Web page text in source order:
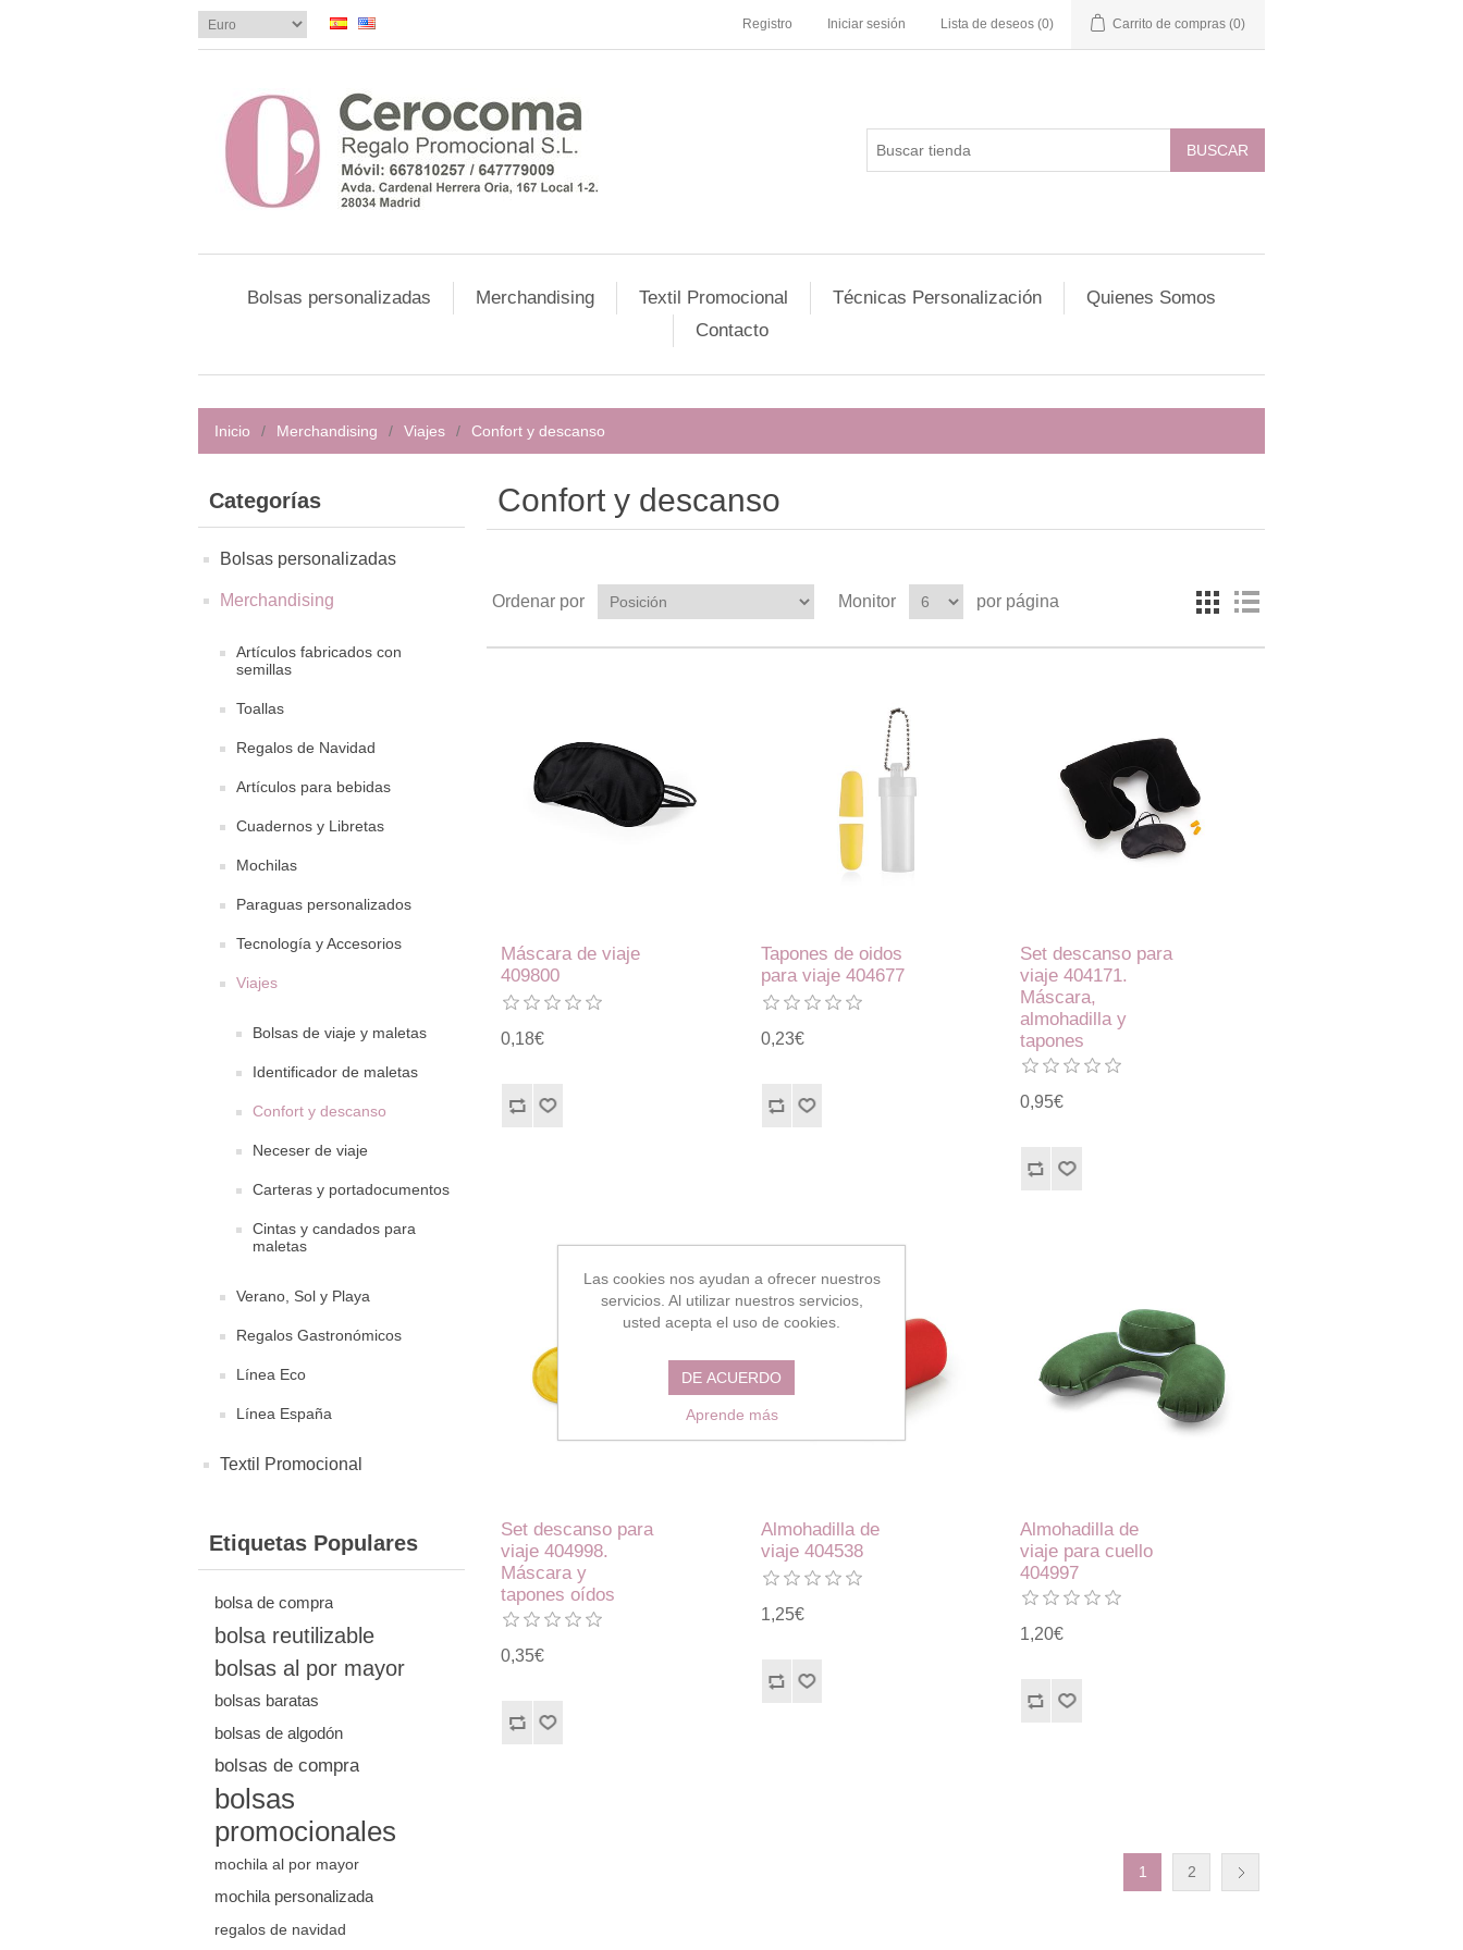
Registro Iniciar sesión Lista de deseos (0) Carrito de compras (0)
Bolsas personalizadas Merchandising Textil Promocional Técnicas Personalización
Quienes Somos
Contacto
Inicio / Merchandising / Viajes / Confort y descanso
Categorías
Bolsas personalizadas
Merchandising
Artículos fabricados con
semillas
Toallas
Regalos de Navidad
Artículos para bebidas
Cuadernos y Libretas
Mochilas
Paraguas personalizados
Tecnología y Accesorios
Viajes
Bolsas de viaje y maletas
Identificador de maletas
Confort y descanso
Neceser de viaje
Carteras y portadocumentos
Cintas y candados para
maletas
Verano, Sol y Playa
Regalos Gastronómicos
Línea Eco
Línea España
Textil Promocional
Etiquetas Populares
bolsa de compra
bolsa reutilizable
bolsas al por mayor
bolsas baratas
bolsas de algodón
bolsas de compra
bolsas
promocionales
mochila al por mayor
mochila personalizada
regalos de navidad
Confort y descanso
Ordenar por Monitor por página
Máscara de viaje
409800
0,18€
Tapones de oidos
para viaje 404677
0,23€
Set descanso para
viaje 404171.
Máscara,
almohadilla y
tapones
0,95€
Set descanso para
viaje 404998.
Máscara y
tapones oídos
0,35€
Almohadilla de
viaje 404538
1,25€
Almohadilla de
viaje para cuello
404997
1,20€
1 2
Las cookies nos ayudan a ofrecer nuestros
servicios. Al utilizar nuestros servicios,
usted acepta el uso de cookies.
DE ACUERDO
Aprende más